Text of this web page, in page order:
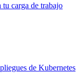
tu carga de trabajo
de Kubernetes